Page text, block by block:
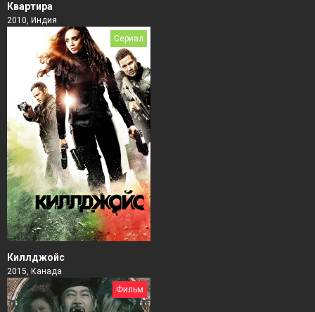
Квартира
2010, Индия
Сериал
Киллджойс
2015, Канада
Фильм